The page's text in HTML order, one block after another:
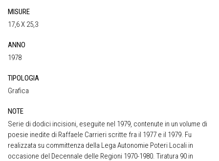
MISURE
17,6 X 25,3
ANNO
1978
TIPOLOGIA
Grafica
NOTE
Serie di dodici incisioni, eseguite nel 1979, contenute in un volume di
poesie inedite di Raffaele Carrieri scritte fra il 1977 e il 1979. Fu
realizzata su committenza della Lega Autonomie Poteri Locali in
occasione del Decennale delle Regioni 1970-1980. Tiratura 90 in